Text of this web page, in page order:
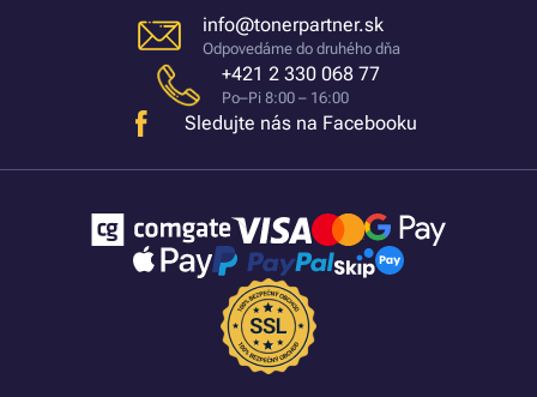
info@tonerpartner.sk
Odpovedáme do druhého dňa
+421 2 330 068 77
Po–Pi 8:00 – 16:00
Sledujte nás na Facebooku